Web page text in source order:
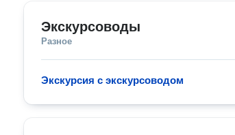
Экскурсоводы
Разное
Экскурсия с экскурсоводом